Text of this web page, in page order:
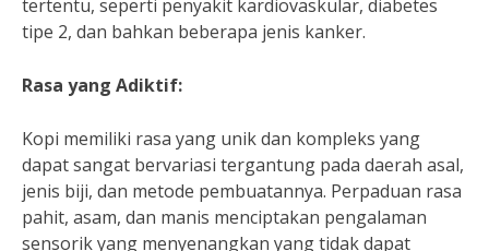
tertentu, seperti penyakit kardiovaskular, diabetes
tipe 2, dan bahkan beberapa jenis kanker.
Rasa yang Adiktif:
Kopi memiliki rasa yang unik dan kompleks yang
dapat sangat bervariasi tergantung pada daerah asal,
jenis biji, dan metode pembuatannya. Perpaduan rasa
pahit, asam, dan manis menciptakan pengalaman
sensorik yang menyenangkan yang tidak dapat